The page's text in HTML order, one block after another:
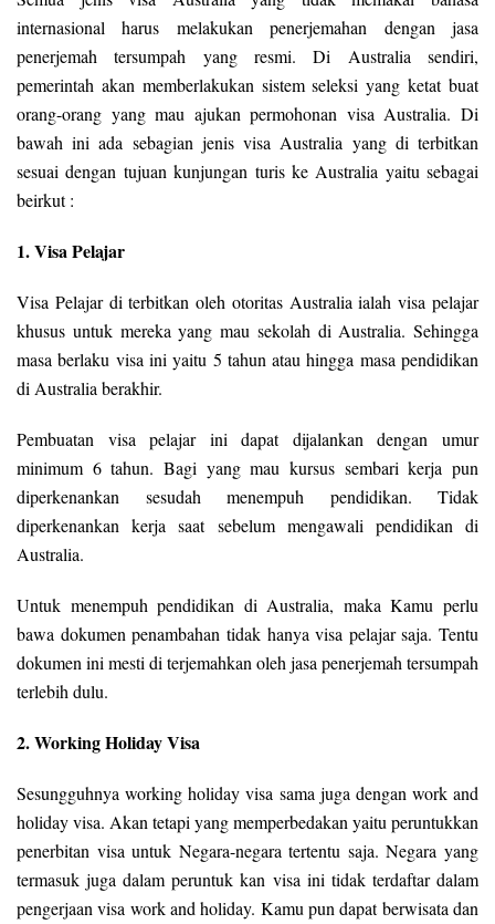
internasional harus melakukan penerjemahan dengan jasa
penerjemah tersumpah yang resmi. Di Australia sendiri,
pemerintah akan memberlakukan sistem seleksi yang ketat buat
orang-orang yang mau ajukan permohonan visa Australia. Di
bawah ini ada sebagian jenis visa Australia yang di terbitkan
sesuai dengan tujuan kunjungan turis ke Australia yaitu sebagai
beirkut :
1. Visa Pelajar
Visa Pelajar di terbitkan oleh otoritas Australia ialah visa pelajar
khusus untuk mereka yang mau sekolah di Australia. Sehingga
masa berlaku visa ini yaitu 5 tahun atau hingga masa pendidikan
di Australia berakhir.
Pembuatan visa pelajar ini dapat dijalankan dengan umur
minimum 6 tahun. Bagi yang mau kursus sembari kerja pun
diperkenankan sesudah menempuh pendidikan. Tidak
diperkenankan kerja saat sebelum mengawali pendidikan di
Australia.
Untuk menempuh pendidikan di Australia, maka Kamu perlu
bawa dokumen penambahan tidak hanya visa pelajar saja. Tentu
dokumen ini mesti di terjemahkan oleh jasa penerjemah tersumpah
terlebih dulu.
2. Working Holiday Visa
Sesungguhnya working holiday visa sama juga dengan work and
holiday visa. Akan tetapi yang memperbedakan yaitu peruntukkan
penerbitan visa untuk Negara-negara tertentu saja. Negara yang
termasuk juga dalam peruntuk kan visa ini tidak terdaftar dalam
pengerjaan visa work and holiday. Kamu pun dapat berwisata dan